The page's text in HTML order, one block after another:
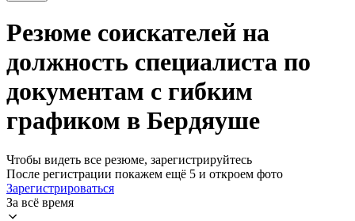
Резюме соискателей на
должность специалиста по
документам с гибким
графиком в Бердяуше
Чтобы видеть все резюме, зарегистрируйтесь
После регистрации покажем ещё 5 и откроем фото
Зарегистрироваться
За всё время